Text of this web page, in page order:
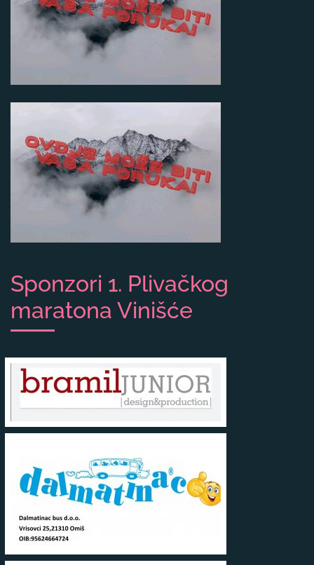
Sponzori 1. Plivačkog
maratona Vinišće